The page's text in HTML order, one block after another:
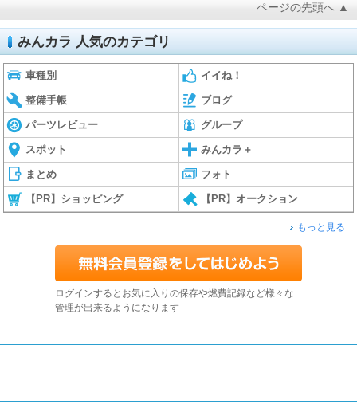
ページの先頭へ ▲
みんカラ 人気のカテゴリ
車種別 イイね！
整備手帳 ブログ
パーツレビュー グループ
スポット みんカラ＋
まとめ フォト
【PR】ショッピング 【PR】オークション
もっと見る
ログインするとお気に入りの保存や燃費記録など様々な
管理が出来るようになります